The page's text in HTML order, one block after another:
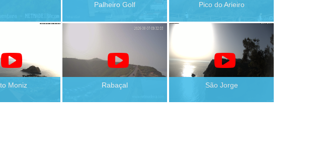
Palheiro Golf Pico do Arieiro
Moniz Rabaçal São Jorge